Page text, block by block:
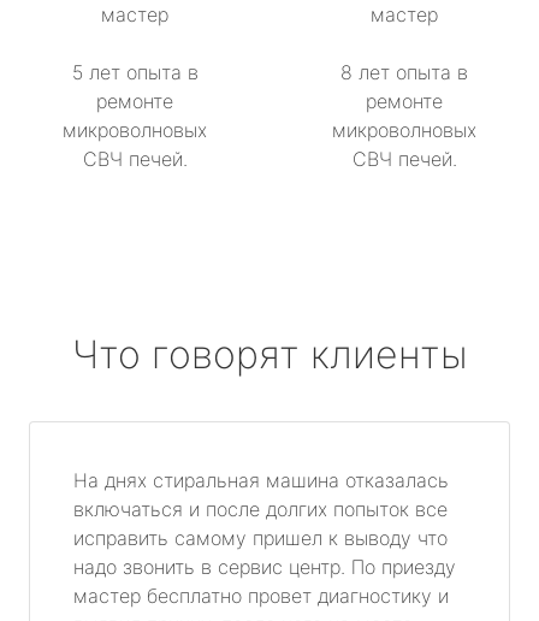
мастер
5 лет опыта в
ремонте
микроволновых
СВЧ печей.
мастер
8 лет опыта в
ремонте
микроволновых
СВЧ печей.
Что говорят клиенты
На днях стиральная машина отказалась
включаться и после долгих попыток все
исправить самому пришел к выводу что
надо звонить в сервис центр. По приезду
мастер бесплатно провет диагностику и